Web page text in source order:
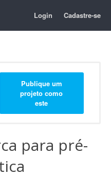
Login Cadastre-se
Publique um
projeto como
este
para pré-